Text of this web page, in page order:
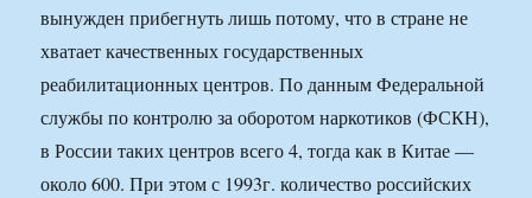
вынужден прибегнуть лишь потому, что в стране не
хватает качественных государственных
реабилитационных центров. По данным Федеральной
службы по контролю за оборотом наркотиков (ФСКН),
в России таких центров всего 4, тогда как в Китае —
около 600. При этом с 1993г. количество российских